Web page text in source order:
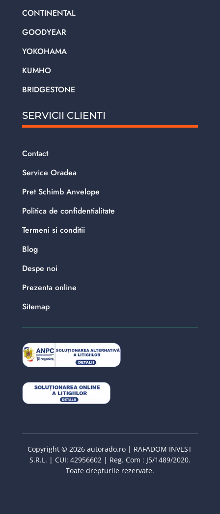
CONTINENTAL
GOODYEAR
YOKOHAMA
KUMHO
BRIDGESTONE
SERVICII CLIENTI
Contact
Service Oradea
Pret Schimb Anvelope
Politica de confidentialitate
Termeni si conditii
Blog
Despe noi
Prezenta online
Sitemap
Copyright © 2026 autorado.ro | RAFADOM INVEST
S.R.L. | CUI: 42956602 | Reg. Com : J5/1489/2020.
Toate drepturile rezervate.